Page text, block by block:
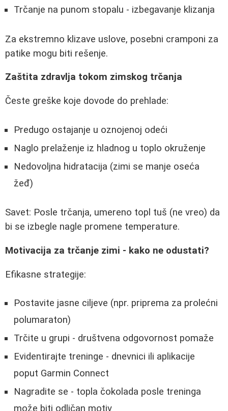
Trčanje na punom stopalu - izbegavanje klizanja
Za ekstremno klizave uslove, posebni cramponi za
patike mogu biti rešenje.
Zaštita zdravlja tokom zimskog trčanja
Česte greške koje dovode do prehlade:
Predugo ostajanje u oznojenoj odeći
Naglo prelaženje iz hladnog u toplo okruženje
Nedovoljna hidratacija (zimi se manje oseća
žeđ)
Savet: Posle trčanja, umereno topl tuš (ne vreo) da
bi se izbegle nagle promene temperature.
Motivacija za trčanje zimi - kako ne odustati?
Efikasne strategije:
Postavite jasne ciljeve (npr. priprema za prolećni
polumaraton)
Trčite u grupi - društvena odgovornost pomaže
Evidentirajte treninge - dnevnici ili aplikacije
poput Garmin Connect
Nagradite se - topla čokolada posle treninga
može biti odličan motiv